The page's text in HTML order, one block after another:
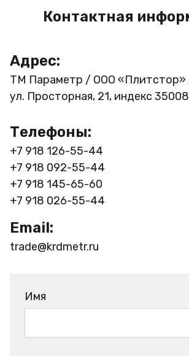
Контактная
Адрес:
ТМ Параметр / ООО «Плитстор»
ул. Просторная, 21, индекс
Телефоны:
+7 918 126-55-44
+7 918 092-55-44
+7 918 145-65-60
+7 918 026-55-44
Email:
trade@krdmetr.ru
Имя